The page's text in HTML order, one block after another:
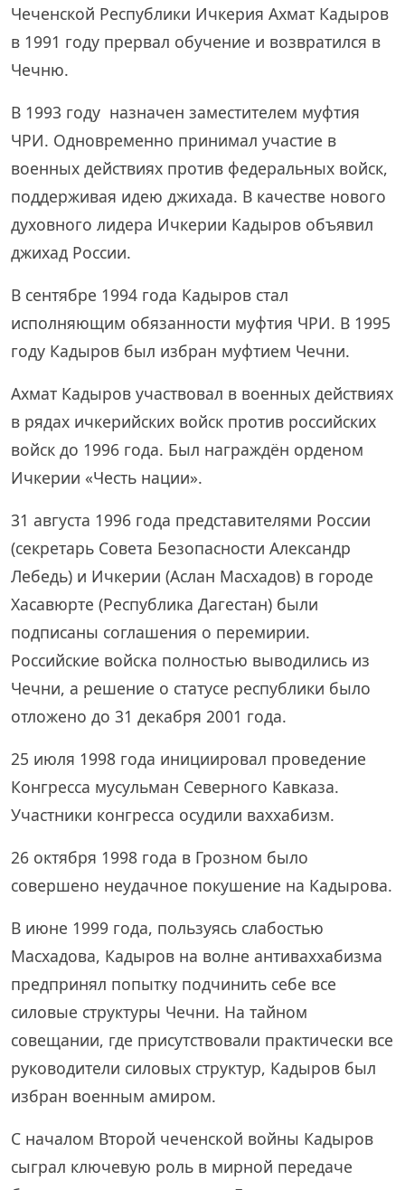
Чеченской Республики Ичкерия Ахмат Кадыров
в 1991 году прервал обучение и возвратился в
Чечню.
В 1993 году назначен заместителем муфтия
ЧРИ. Одновременно принимал участие в
военных действиях против федеральных войск,
поддерживая идею джихада. В качестве нового
духовного лидера Ичкерии Кадыров объявил
джихад России.
В сентябре 1994 года Кадыров стал
исполняющим обязанности муфтия ЧРИ. В 1995
году Кадыров был избран муфтием Чечни.
Ахмат Кадыров участвовал в военных действиях
в рядах ичкерийских войск против российских
войск до 1996 года. Был награждён орденом
Ичкерии «Честь нации».
31 августа 1996 года представителями России
(секретарь Совета Безопасности Александр
Лебедь) и Ичкерии (Аслан Масхадов) в городе
Хасавюрте (Республика Дагестан) были
подписаны соглашения о перемирии.
Российские войска полностью выводились из
Чечни, а решение о статусе республики было
отложено до 31 декабря 2001 года.
25 июля 1998 года инициировал проведение
Конгресса мусульман Северного Кавказа.
Участники конгресса осудили ваххабизм.
26 октября 1998 года в Грозном было
совершено неудачное покушение на Кадырова.
В июне 1999 года, пользуясь слабостью
Масхадова, Кадыров на волне антиваххабизма
предпринял попытку подчинить себе все
силовые структуры Чечни. На тайном
совещании, где присутствовали практически все
руководители силовых структур, Кадыров был
избран военным амиром.
С началом Второй чеченской войны Кадыров
сыграл ключевую роль в мирной передаче